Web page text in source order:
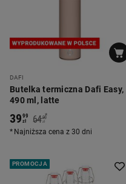
DAFI
Butelka termiczna Dafi Easy,
490 ml, latte
3999
zł 64 90
zł
*
Najniższa cena z 30 dni
PROMOCJA